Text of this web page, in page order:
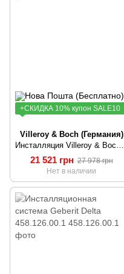
+СКИДКА 10% купон SALE10
Villeroy & Boch (Германия)
21 521 грн 27 978 грн
Нет в наличии